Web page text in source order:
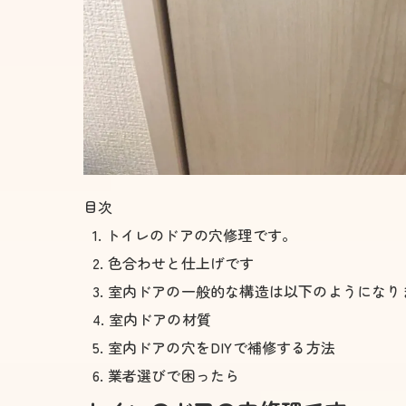
目次
トイレのドアの穴修理です。
色合わせと仕上げです
室内ドアの一般的な構造は以下のようになり
室内ドアの材質
室内ドアの穴をDIYで補修する方法
業者選びで困ったら